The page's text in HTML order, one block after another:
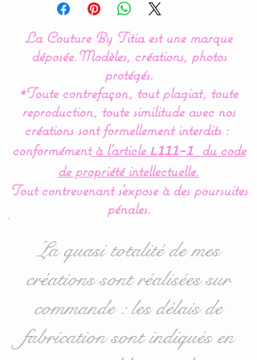
Couture By Titia
Le tour de Lit est composé
de 3 coussins ( 60 x 45 cm)
: 1 pour la tête de lit et 2
autres pour les côtés.
Idéal pour les lits bébés de
60 x 120 cm mais
également disponible en
70/140 : voir options
d'achat lors de la
validation.
Pour toute demande
personnalisée, n'hésitez
La Couture By Titia est une marque
déposée.Modèles, créations, photos
protégés.
*Toute contrefaçon, tout plagiat, toute
reproduction, toute similitude avec nos
créations sont formellement interdits :
conformémentà l’article L111-1
du code
de propriété intellectuelle.
Tout contrevenant s'expose à des poursuites
pénales.
La quasi totalité de mes
créations sont réalisées sur
commande : les délais de
fabrication sont indiqués en